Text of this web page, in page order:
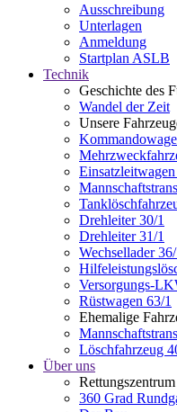
Ausschreibung
Unterlagen
Anmeldung
Startplan ASLB
Technik
Geschichte des
Wandel der Zeit
Unsere
Einsatzleitwagen
Drehleiter 30/1
Drehleiter 31/1
Wechsellader 36/
Versorgungs-
Rüstwagen 63/1
Ehemalige
Löschfahrzeug
Über uns
Rettungszentrum
360 Grad